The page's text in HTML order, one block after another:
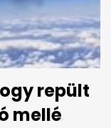
repült
mellé